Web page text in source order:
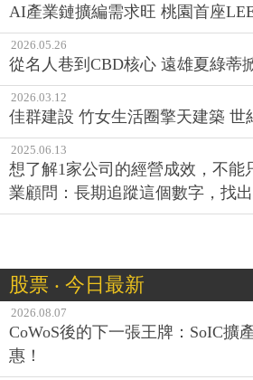
AI產業鏈擴編需求旺 桃園首座
2026.05.26
從名人巷到CBD核心 遠雄夏綠蒂
2026.03.12
佳群建設 竹女生活圈擎天建築 世
2025.06.13
想了解1家公司的經營成效，不能
業顧問：長期追蹤這個數字，找
股票 ‧ 今日最新
2026.08.07
CoWoS後的下一張王牌：SoIC擴
惠！